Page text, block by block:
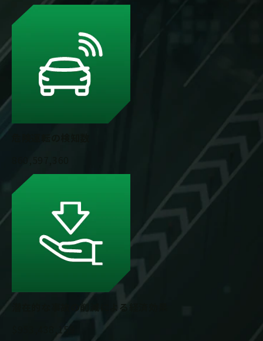
潜在的な事故の削減による経済効果
$953,438,159